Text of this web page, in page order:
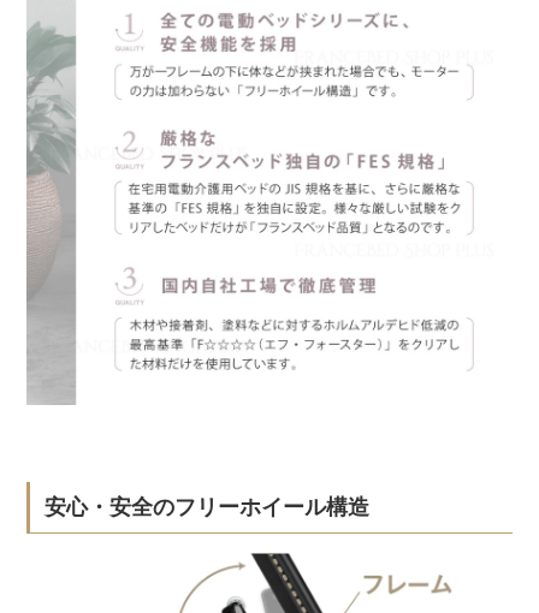
安心・安全のフリーホイール構造